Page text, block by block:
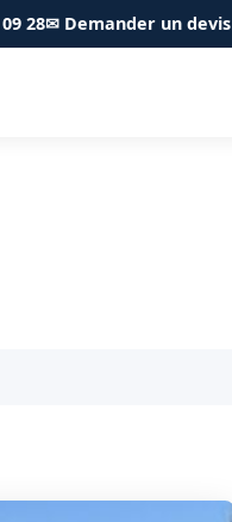
28✉ Demander un devis